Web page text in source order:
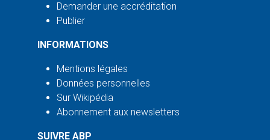
Demander une accréditation
Publier
INFORMATIONS
Mentions légales
Données personnelles
Sur Wikipédia
Abonnement aux newsletters
SUIVRE ABP